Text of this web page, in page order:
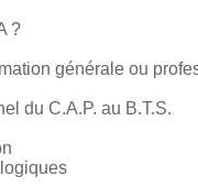
?
générale ou
du C.A.P. au B.T.S.